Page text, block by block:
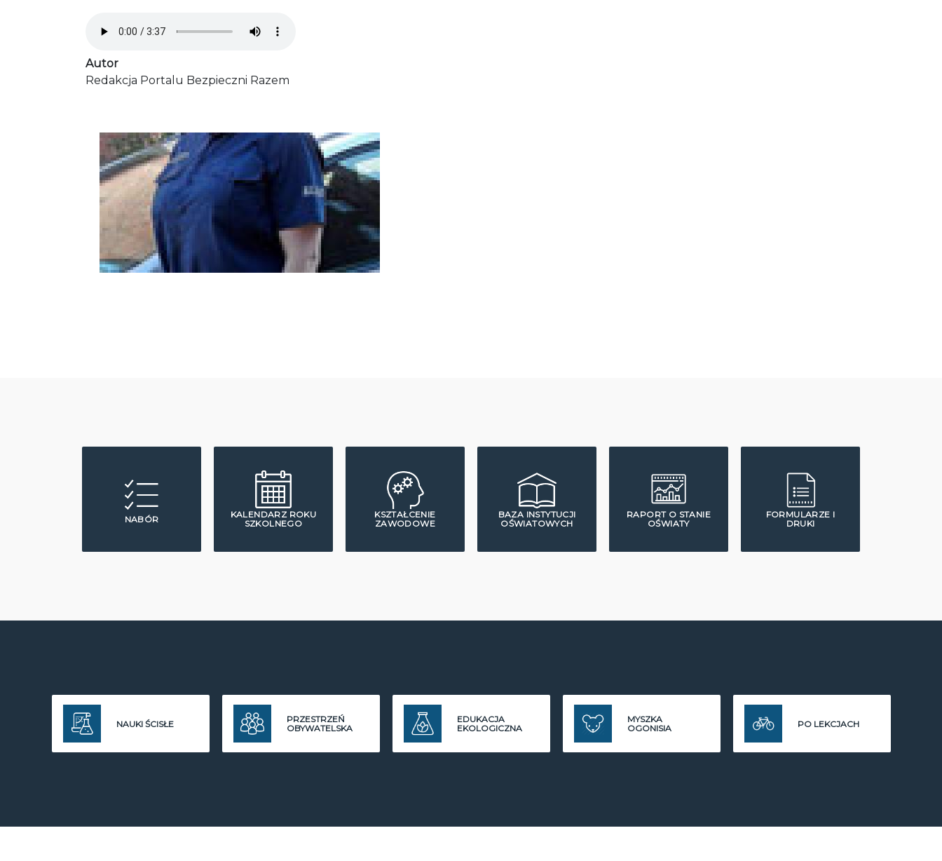
Autor
Redakcja Portalu Bezpieczni Razem
NABÓR
KALENDARZ ROKU
SZKOLNEGO
KSZTAŁCENIE
ZAWODOWE
BAZA INSTYTUCJI
OŚWIATOWYCH
RAPORT O STANIE
OŚWIATY
FORMULARZE I
DRUKI
NAUKI ŚCISŁE
PRZESTRZEŃ
OBYWATELSKA
EDUKACJA
EKOLOGICZNA
MYSZKA
OGONISIA
PO LEKCJACH